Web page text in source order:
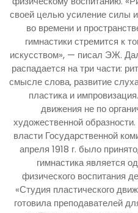
своей целью усиление силы
во времени и
гимнастики стремится к
искусством», — писал ЭЖ.
распадается на три части:
смысле слова, развитие
пластика и
движения не по
художественной
власти Государственной
апреля 1918 г. было
гимнастика является
физического воспитания
«Студия пластического
готовила преподавателей